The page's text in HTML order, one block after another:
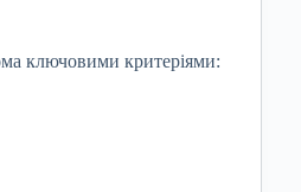
ключовими критеріями: